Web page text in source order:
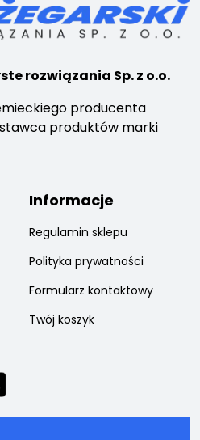
rozwiązania Sp. z o.o.
producenta
produktów marki
Informacje
Regulamin sklepu
Polityka prywatności
Formularz kontaktowy
Twój koszyk